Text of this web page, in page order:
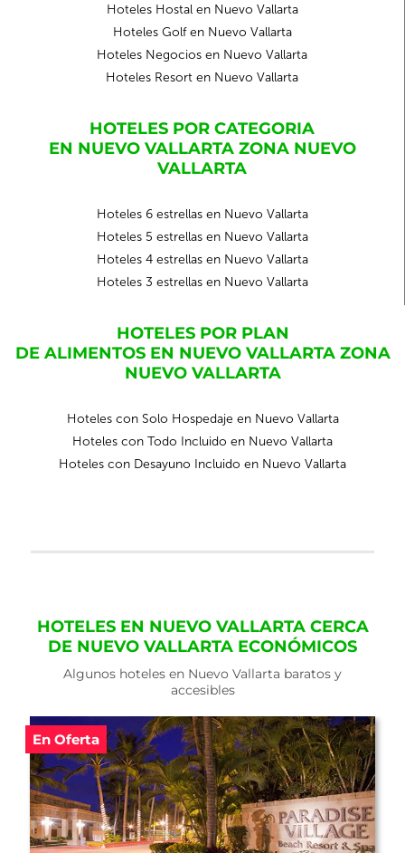
Hoteles Hostal en Nuevo Vallarta
Hoteles Golf en Nuevo Vallarta
Hoteles Negocios en Nuevo Vallarta
Hoteles Resort en Nuevo Vallarta
HOTELES POR CATEGORIA
EN NUEVO VALLARTA ZONA NUEVO
VALLARTA
Hoteles 6 estrellas en Nuevo Vallarta
Hoteles 5 estrellas en Nuevo Vallarta
Hoteles 4 estrellas en Nuevo Vallarta
Hoteles 3 estrellas en Nuevo Vallarta
HOTELES POR PLAN
DE ALIMENTOS EN NUEVO VALLARTA ZONA
NUEVO VALLARTA
Hoteles con Solo Hospedaje en Nuevo Vallarta
Hoteles con Todo Incluido en Nuevo Vallarta
Hoteles con Desayuno Incluido en Nuevo Vallarta
HOTELES EN NUEVO VALLARTA CERCA
DE NUEVO VALLARTA ECONÓMICOS
Algunos hoteles en Nuevo Vallarta baratos y
accesibles